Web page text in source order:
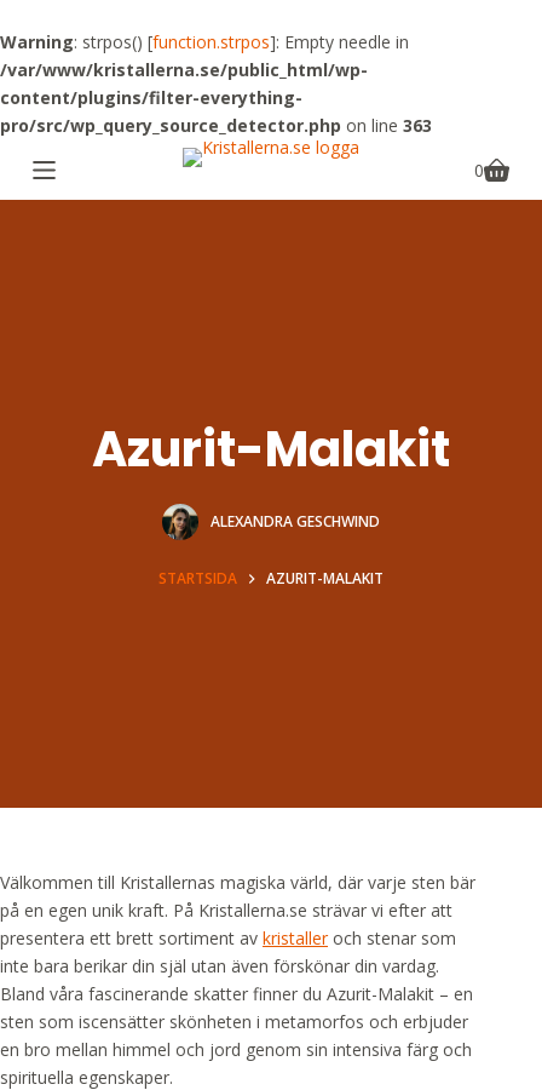
Warning: strpos() [function.strpos]: Empty needle in
/var/www/kristallerna.se/public_html/wp-
content/plugins/filter-everything-
pro/src/wp_query_source_detector.php on line 363
k
i
p
t
o
0
Azurit-Malakit
ALEXANDRA GESCHWIND
STARTSIDA AZURIT-MALAKIT
Välkommen till Kristallernas magiska värld, där varje sten bär
på en egen unik kraft. På Kristallerna.se strävar vi efter att
presentera ett brett sortiment av kristalleroch stenar som
inte bara berikar din själ utan även förskönar din vardag.
Bland våra fascinerande skatter finner du Azurit-Malakit – en
sten som iscensätter skönheten i metamorfos och erbjuder
en bro mellan himmel och jord genom sin intensiva färg och
spirituella egenskaper.